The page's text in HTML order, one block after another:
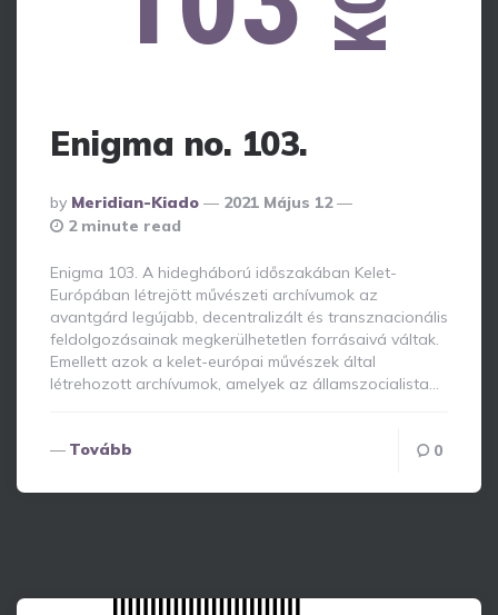
Enigma no. 103.
Posted
By
By Meridian-Kiado
2021 Május 12
2 minute read
Enigma 103. A hidegháború időszakában Kelet-
Európában létrejött művészeti archívumok az
avantgárd legújabb, decentralizált és transznacionális
feldolgozásainak megkerülhetetlen forrásaivá váltak.
Emellett azok a kelet-európai művészek által
létrehozott archívumok, amelyek az államszocialista…
Tovább 0